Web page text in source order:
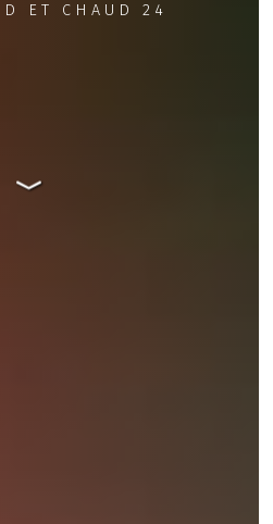
ET CHAUD 24